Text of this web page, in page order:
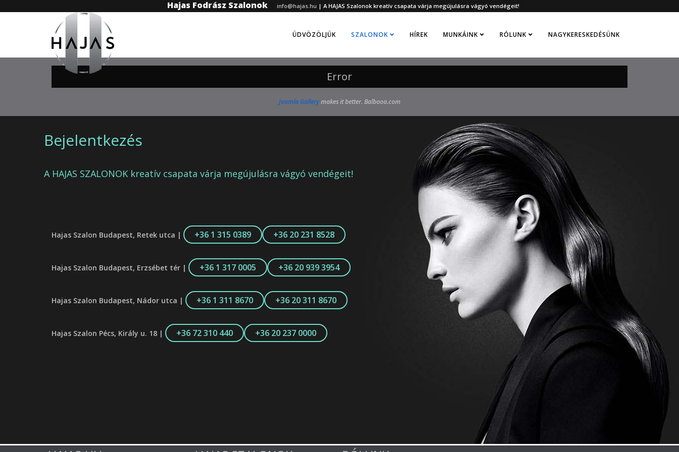
Hajas Fodrász Szalonok info@hajas.hu | A HAJAS Szalonok kreatív csapata várja megújulásra vágyó vendégeit!
ÜDVÖZÖLJÜK SZALONOK HÍREK MUNKÁINK RÓLUNK NAGYKERESKEDÉSÜNK
Error
Joomla Gallerymakes it better. Balbooa.com
Bejelentkezés
A HAJAS SZALONOK kreatív csapata várja megújulásra vágyó vendégeit!
Hajas Szalon Budapest, Retek utca | +36 1 315 0389 +36 20 231 8528
Hajas Szalon Budapest, Erzsébet tér | +36 1 317 0005 +36 20 939 3954
Hajas Szalon Budapest, Nádor utca | +36 1 311 8670 +36 20 311 8670
Hajas Szalon Pécs, Király u. 18 | +36 72 310 440 +36 20 237 0000